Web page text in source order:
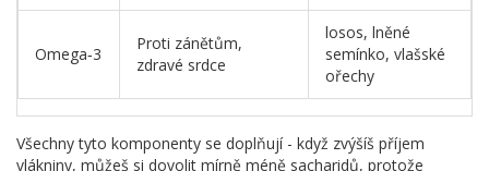
Omega‑3
Proti zánětům,
zdravé srdce
losos, lněné
semínko, vlašské
ořechy
Všechny tyto komponenty se doplňují - když zvýšíš příjem
vlákniny, můžeš si dovolit mírně méně sacharidů, protože